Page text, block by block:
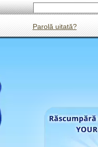
Parolă uitată?